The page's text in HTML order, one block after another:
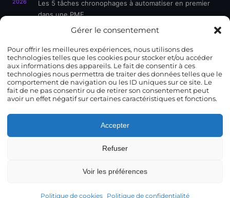
Gérer le consentement
Pour offrir les meilleures expériences, nous utilisons des
technologies telles que les cookies pour stocker et/ou accéder
aux informations des appareils. Le fait de consentir à ces
technologies nous permettra de traiter des données telles que le
comportement de navigation ou les ID uniques sur ce site. Le
fait de ne pas consentir ou de retirer son consentement peut
avoir un effet négatif sur certaines caractéristiques et fonctions.
Accepter
Refuser
Voir les préférences
Politique de cookies Politique de confidentialité
2026
Les 5 tâches chronophages à automatiser en premier
dans une PME
CONTACT
185 Rue Emile Gaboriau
34070 Montpellier, France
06 23 59 98 85
Lun – Ven : 9h – 18h